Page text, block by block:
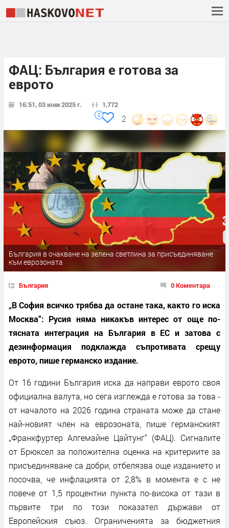
ФАЦ: България е готова за
еврото
16:51, 03 юни 2025 г. 1,772
2
0
България в очакване на зелена светлина за присъединяване
към еврозоната
България 0 Коментара
„В София всичко трябва да остане така, както го иска
Москва“: Русия няма никакъв интерес от още по-
тясната интеграция на България в ЕС и затова с
дезинформация подклажда съпротивата срещу
еврото, пише германско издание.
От 16 години България иска да направи еврото своя
официална валута, но сега изглежда е готова за това -
от началото на 2026 година страната може да стане
най-новият член на еврозоната, пише германският
„Франкфуртер Алгемайне Цайтунг“ (ФАЦ). Сигналите
от Брюксел за положителна оценка на критериите за
присъединяване са добри, отбелязва още изданието и
посочва, че инфлацията от 2,8% в момента е с не
повече от 1,5 процентни пункта по-висока от тази в
първите три по този показател държави от
Европейския съюз. Ограниченията за бюджетния